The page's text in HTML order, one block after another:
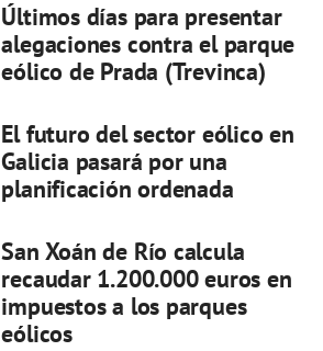
Últimos días para presentar
alegaciones contra el parque
eólico de Prada (Trevinca)
El futuro del sector eólico en
Galicia pasará por una
planificación ordenada
San Xoán de Río calcula
recaudar 1.200.000 euros en
impuestos a los parques
eólicos